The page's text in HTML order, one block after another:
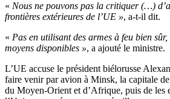
« Nous ne pouvons pas la critiquer (…)
frontières extérieures de l’UE », a-t-il dit.
« Pas en utilisant des armes à feu bien
moyens disponibles », a ajouté le ministre.
L’UE accuse le président biélorusse
faire venir par avion à Minsk, la capitale
du Moyen-Orient et d’Afrique, puis de les